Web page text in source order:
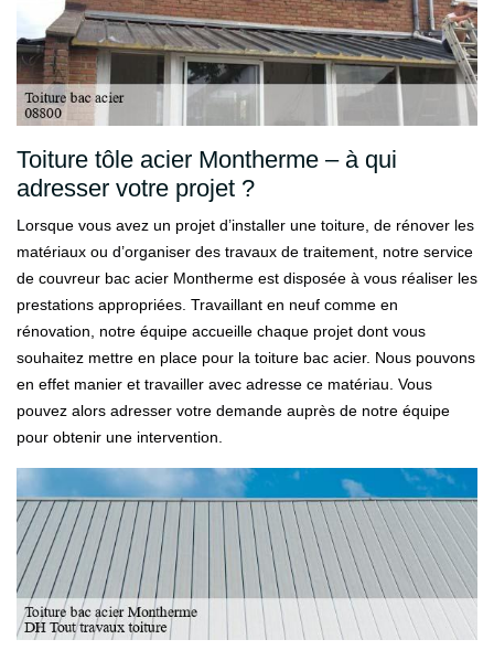
Toiture tôle acier Montherme – à qui
adresser votre projet ?
Lorsque vous avez un projet d’installer une toiture, de rénover les
matériaux ou d’organiser des travaux de traitement, notre service
de couvreur bac acier Montherme est disposée à vous réaliser les
prestations appropriées. Travaillant en neuf comme en
rénovation, notre équipe accueille chaque projet dont vous
souhaitez mettre en place pour la toiture bac acier. Nous pouvons
en effet manier et travailler avec adresse ce matériau. Vous
pouvez alors adresser votre demande auprès de notre équipe
pour obtenir une intervention.